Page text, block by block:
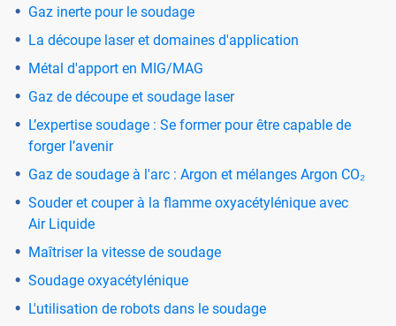
Gaz inerte pour le soudage
La découpe laser et domaines d'application
Métal d'apport en MIG/MAG
Gaz de découpe et soudage laser
L’expertise soudage : Se former pour être capable de
forger l’avenir
Gaz de soudage à l'arc : Argon et mélanges Argon CO₂
Souder et couper à la flamme oxyacétylénique avec
Air Liquide
Maîtriser la vitesse de soudage
Soudage oxyacétylénique
L'utilisation de robots dans le soudage